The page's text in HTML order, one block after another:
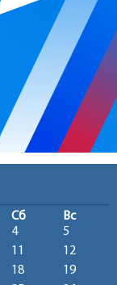
Сб
Вс
4
5
11
12
18
19